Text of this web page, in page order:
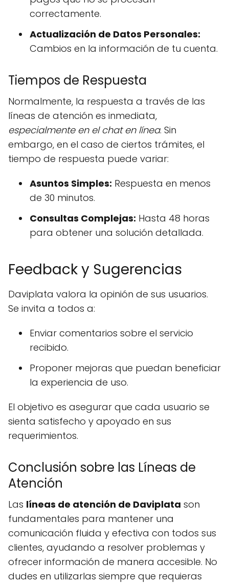
correctamente.
Actualización de Datos Personales:
Cambios en la información de tu cuenta.
Tiempos de Respuesta
Normalmente, la respuesta a través de las
líneas de atención es inmediata,
especialmente en el chat en línea. Sin
embargo, en el caso de ciertos trámites, el
tiempo de respuesta puede variar:
Asuntos Simples: Respuesta en menos
de 30 minutos.
Consultas Complejas: Hasta 48 horas
para obtener una solución detallada.
Feedback y Sugerencias
Daviplata valora la opinión de sus usuarios.
Se invita a todos a:
Enviar comentarios sobre el servicio
recibido.
Proponer mejoras que puedan beneficiar
la experiencia de uso.
El objetivo es asegurar que cada usuario se
sienta satisfecho y apoyado en sus
requerimientos.
Conclusión sobre las Líneas de
Atención
Las líneas de atención de Daviplata son
fundamentales para mantener una
comunicación fluida y efectiva con todos sus
clientes, ayudando a resolver problemas y
ofrecer información de manera accesible. No
dudes en utilizarlas siempre que requieras